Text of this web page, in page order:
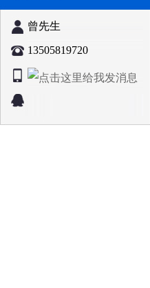
曾先生
13505819720